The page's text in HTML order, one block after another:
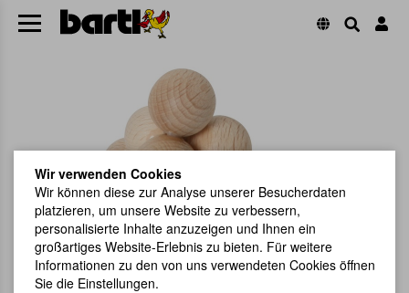
Wir verwenden Cookies
Wir können diese zur Analyse unserer Besucherdaten
platzieren, um unsere Website zu verbessern,
personalisierte Inhalte anzuzeigen und Ihnen ein
großartiges Website-Erlebnis zu bieten. Für weitere
Informationen zu den von uns verwendeten Cookies öffnen
Sie die Einstellungen.